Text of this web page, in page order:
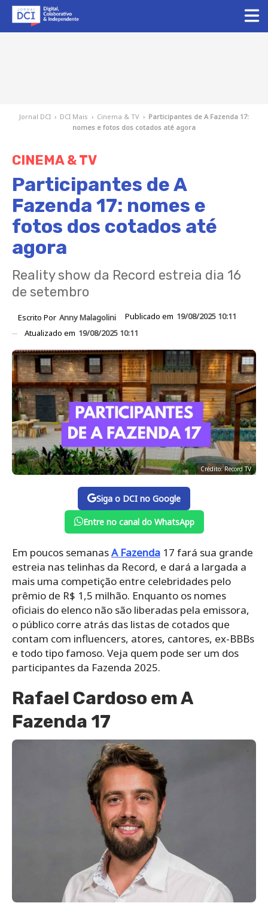
Jornal DCI › DCI Mais › Cinema & TV › Participantes de A Fazenda 17:
nomes e fotos dos cotados até agora
CINEMA & TV
Participantes de A
Fazenda 17: nomes e
fotos dos cotados até
agora
Reality show da Record estreia dia 16
de setembro
Escrito Por Anny Malagolini Publicado em 19/08/2025 10:11
Atualizado em 19/08/2025 10:11
Crédito: Record TV
Siga o DCI no Google
Entre no canal do WhatsApp
Em poucos semanasA Fazenda 17 fará sua grande
estreia nas telinhas da Record, e dará a largada a
mais uma competição entre celebridades pelo
prêmio de R$ 1,5 milhão. Enquanto os nomes
oficiais do elenco não são liberadas pela emissora,
o público corre atrás das listas de cotados que
contam com influencers, atores, cantores, ex-BBBs
e todo tipo famoso. Veja quem pode ser um dos
participantes da Fazenda 2025.
Rafael Cardoso em A
Fazenda 17